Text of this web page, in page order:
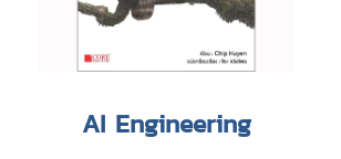
AI Engineering